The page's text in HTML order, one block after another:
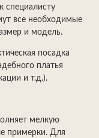
специалисту
все необходимые
и модель.
посадка
платья
и т.д.).
мелкую
примерки. Для